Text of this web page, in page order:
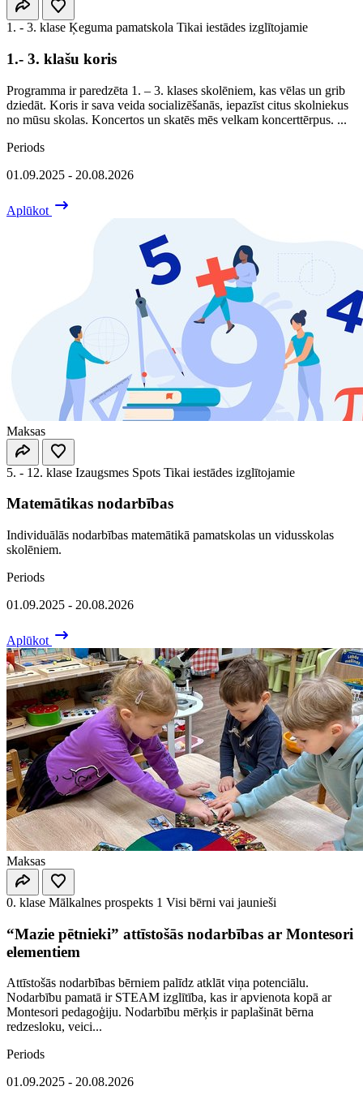
1. - 3. klase Ķeguma pamatskola Tikai iestādes izglītojamie
1.- 3. klašu koris
Programma ir paredzēta 1. – 3. klases skolēniem, kas vēlas un grib
dziedāt. Koris ir sava veida socializēšanās, iepazīst citus skolniekus
no mūsu skolas. Koncertos un skatēs mēs velkam koncerttērpus. ...
Periods
01.09.2025 - 20.08.2026
Aplūkot
Maksas
5. - 12. klase Izaugsmes Spots Tikai iestādes izglītojamie
Matemātikas nodarbības
Individuālās nodarbības matemātikā pamatskolas un vidusskolas
skolēniem.
Periods
01.09.2025 - 20.08.2026
Aplūkot
Maksas
0. klase Mālkalnes prospekts 1 Visi bērni vai jaunieši
“Mazie pētnieki” attīstošās nodarbības ar Montesori
elementiem
Attīstošās nodarbības bērniem palīdz atklāt viņa potenciālu.
Nodarbību pamatā ir STEAM izglītība, kas ir apvienota kopā ar
Montesori pedagoģiju. Nodarbību mērķis ir paplašināt bērna
redzesloku, veici...
Periods
01.09.2025 - 20.08.2026